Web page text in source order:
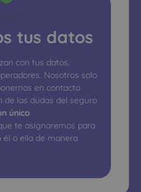
tus datos
con tus datos,
Nosotros solo
en contacto
de las dudas del seguro
único
te asignaremos para
él o ella de manera